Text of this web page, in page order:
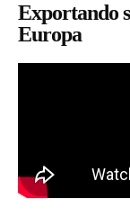
Exportando
Europa